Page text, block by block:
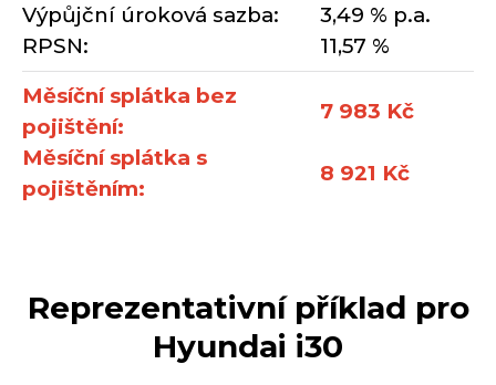
Výpůjční úroková sazba:
3,49 % p.a.
RPSN:
11,57 %
Měsíční splátka bez
pojištění:
7 983 Kč
Měsíční splátka s
pojištěním:
8 921 Kč
Reprezentativní příklad pro
Hyundai i30